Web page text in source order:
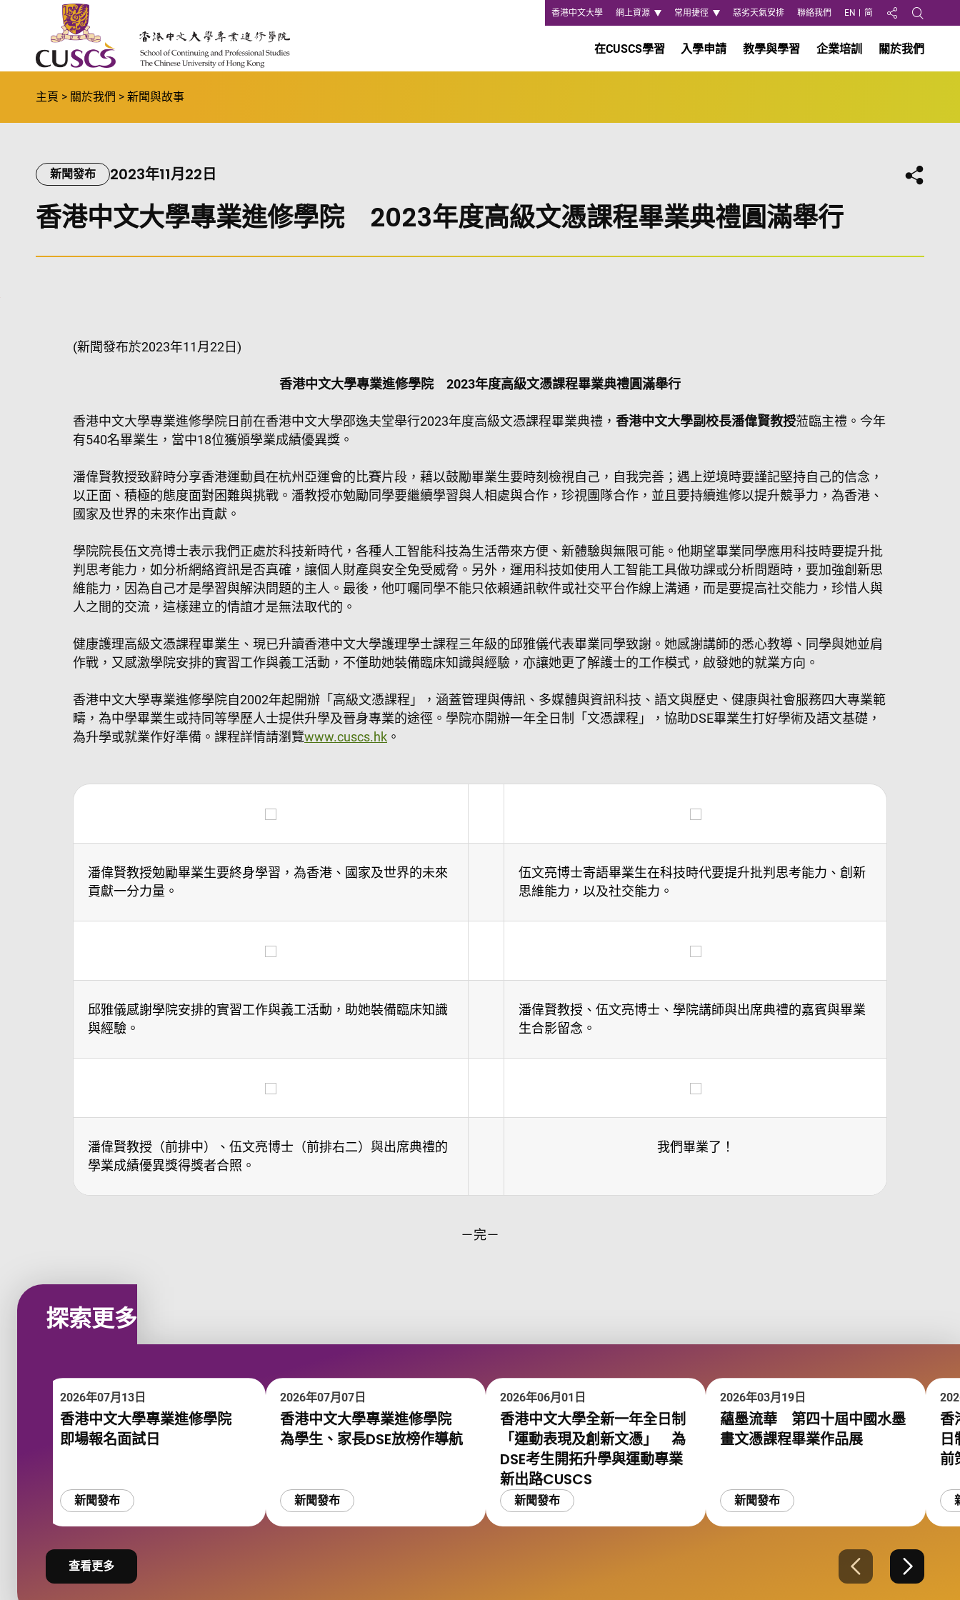
Skip to main content
The Chinese Univeristy of hong Kong 香港中文大學 網上資源 常用捷徑 惡劣天氣安排 聯絡我們 EN 简
分享至 Open
在CUSCS學習 入學申請 教學與學習 企業培訓 關於我們
主頁 關於我們 新聞與故事
新聞發布 2023年11月22日 分享
香港中文大學專業進修學院 2023年度高級文憑課程畢業典禮圓滿舉行
(新聞發布於2023年11月22日)
香港中文大學專業進修學院 2023年度高級文憑課程畢業典禮圓滿舉行
香港中文大學專業進修學院日前在香港中文大學邵逸夫堂舉行2023年度高級文憑課程畢業典禮， 香港中文大學副校長潘偉賢教授蒞臨主禮。今年
有540名畢業生，當中18位獲頒學業成績優異獎。
潘偉賢教授致辭時分享香港運動員在杭州亞運會的比賽片段，藉以鼓勵畢業生要時刻檢視自己，自我完善；遇上逆境時要謹記堅持自己的信念，
以正面、積極的態度面對困難與挑戰。潘教授亦勉勵同學要繼續學習與人相處與合作，珍視團隊合作，並且要持續進修以提升競爭力，為香港、
國家及世界的未來作出貢獻。
學院院長伍文亮博士表示我們正處於科技新時代，各種人工智能科技為生活帶來方便、新體驗與無限可能。他期望畢業同學應用科技時要提升批
判思考能力，如分析網絡資訊是否真確，讓個人財產與安全免受威脅。另外，運用科技如使用人工智能工具做功課或分析問題時，要加強創新思
維能力，因為自己才是學習與解決問題的主人。最後，他叮囑同學不能只依賴通訊軟件或社交平台作線上溝通，而是要提高社交能力，珍惜人與
人之間的交流，這樣建立的情誼才是無法取代的。
健康護理高級文憑課程畢業生、現已升讀香港中文大學護理學士課程三年級的邱雅儀代表畢業同學致謝。她感謝講師的悉心教導、同學與她並肩
作戰，又感激學院安排的實習工作與義工活動，不僅助她裝備臨床知識與經驗，亦讓她更了解護士的工作模式，啟發她的就業方向。
香港中文大學專業進修學院自2002年起開辦「高級文憑課程」，涵蓋管理與傳訊、多媒體與資訊科技、語文與歷史、健康與社會服務四大專業範
疇，為中學畢業生或持同等學歷人士提供升學及晉身專業的途徑。學院亦開辦一年全日制「文憑課程」，協助DSE畢業生打好學術及語文基礎，
為升學或就業作好準備。課程詳情請瀏覽www.cuscs.hk 。
潘偉賢教授勉勵畢業生要終身學習，為香港、國家及世界的未來
貢獻一分力量。
伍文亮博士寄語畢業生在科技時代要提升批判思考能力、創新
思維能力，以及社交能力。
邱雅儀感謝學院安排的實習工作與義工活動，助她裝備臨床知識
與經驗。
潘偉賢教授、伍文亮博士、學院講師與出席典禮的嘉賓與畢業
生合影留念。
潘偉賢教授（前排中）、伍文亮博士（前排右二）與出席典禮的
學業成績優異獎得獎者合照。
我們畢業了！
－完－
探索更多
2026年07月13日
香港中文大學專業進修學院
即場報名面試日
新聞發布
2026年07月07日
香港中文大學專業進修學院
為學生、家長DSE放榜作導航
新聞發布
2026年06月01日
香港中文大學全新一年全日制
「運動表現及創新文憑」 為
DSE考生開拓升學與運動專業
新出路CUSCS
新聞發布
2026年03月19日
蘊墨流華 第四十屆中國水墨
畫文憑課程畢業作品展
新聞發布
香
前
查看更多
上一張 下一張